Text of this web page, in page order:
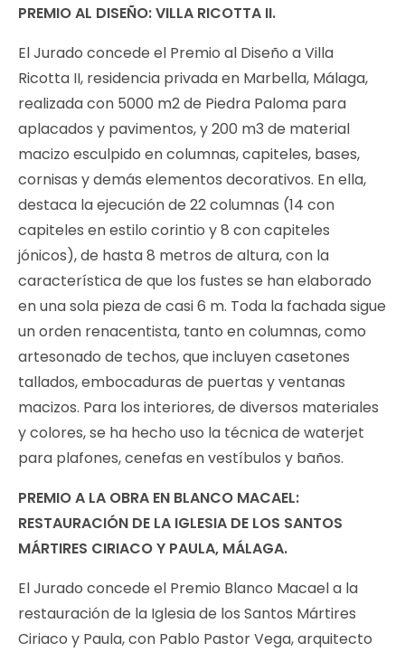
PREMIO AL DISEÑO: VILLA RICOTTA II.
El Jurado concede el Premio al Diseño a Villa
Ricotta II, residencia privada en Marbella, Málaga,
realizada con 5000 m2 de Piedra Paloma para
aplacados y pavimentos, y 200 m3 de material
macizo esculpido en columnas, capiteles, bases,
cornisas y demás elementos decorativos. En ella,
destaca la ejecución de 22 columnas (14 con
capiteles en estilo corintio y 8 con capiteles
jónicos), de hasta 8 metros de altura, con la
característica de que los fustes se han elaborado
en una sola pieza de casi 6 m. Toda la fachada sigue
un orden renacentista, tanto en columnas, como
artesonado de techos, que incluyen casetones
tallados, embocaduras de puertas y ventanas
macizos. Para los interiores, de diversos materiales
y colores, se ha hecho uso la técnica de waterjet
para plafones, cenefas en vestíbulos y baños.
PREMIO A LA OBRA EN BLANCO MACAEL:
RESTAURACIÓN DE LA IGLESIA DE LOS SANTOS
MÁRTIRES CIRIACO Y PAULA, MÁLAGA.
El Jurado concede el Premio Blanco Macael a la
restauración de la Iglesia de los Santos Mártires
Ciriaco y Paula, con Pablo Pastor Vega, arquitecto